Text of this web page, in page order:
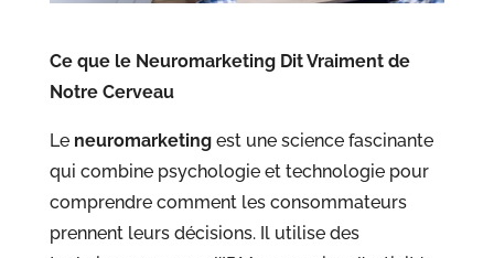
Ce que le Neuromarketing Dit Vraiment de
Notre Cerveau
Le neuromarketingest une science fascinante
qui combine psychologie et technologie pour
comprendre comment les consommateurs
prennent leurs décisions. Il utilise des